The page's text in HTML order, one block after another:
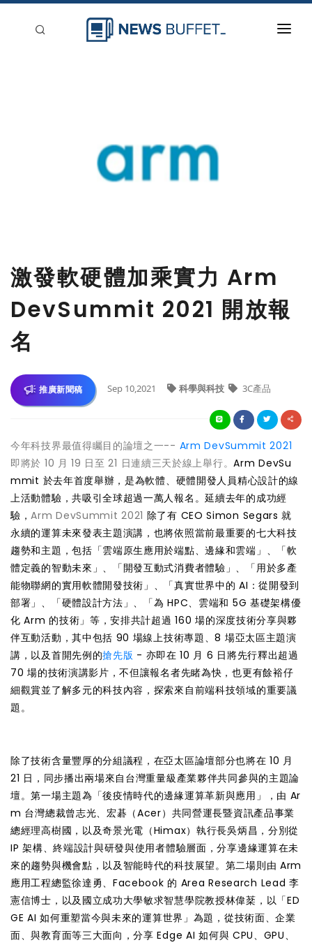
激發軟硬體加乘實力 Arm
DevSummit 2021 開放報
名
推廣新聞稿 Sep 10,2021 科學與科技 3C產品
今年科技界最值得矚目的論壇之一-- Arm DevSummit 2021
即將於 10 月 19 日至 21 日連續三天於線上舉行。Arm DevSu
mmit 於去年首度舉辦，是為軟體、硬體開發人員精心設計的線
上活動體驗，共吸引全球超過一萬人報名。延續去年的成功經
驗，Arm DevSummit 2021 除了有 CEO Simon Segars 就
永續的運算未來發表主題演講，也將依照當前最重要的七大科技
趨勢和主題，包括「雲端原生應用於端點、邊緣和雲端」、「軟
體定義的智動未來」、「開發互動式消費者體驗」、「用於多產
能物聯網的實用軟體開發技術」、「真實世界中的 AI：從開發到
部署」、「硬體設計方法」、「為 HPC、雲端和 5G 基礎架構優
化 Arm 的技術」等，安排共計超過 160 場的深度技術分享與夥
伴互動活動，其中包括 90 場線上技術專題、8 場亞太區主題演
講，以及首開先例的搶先版 - 亦即在 10 月 6 日將先行釋出超過
70 場的技術演講影片，不但讓報名者先睹為快，也更有餘裕仔
細觀賞並了解多元的科技內容，探索來自前端科技領域的重要議
題。
除了技術含量豐厚的分組議程，在亞太區論壇部分也將在 10 月
21 日，同步播出兩場來自台灣重量級產業夥伴共同參與的主題論
壇。第一場主題為「後疫情時代的邊緣運算革新與應用」，由 Ar
m 台灣總裁曾志光、宏碁（Acer）共同營運長暨資訊產品事業
總經理高樹國，以及奇景光電（Himax）執行長吳炳昌，分別從
IP 架構、終端設計與研發與使用者體驗層面，分享邊緣運算在未
來的趨勢與機會點，以及智能時代的科技展望。第二場則由 Arm
應用工程總監徐達勇、Facebook 的 Area Research Lead 李
憲信博士，以及國立成功大學敏求智慧學院教授林偉棻，以「ED
GE AI 如何重塑當今與未來的運算世界」為題，從技術面、企業
面、與教育面等三大面向，分享 Edge AI 如何與 CPU、GPU、